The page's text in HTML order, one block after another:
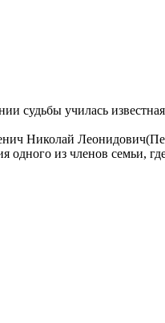
судьбы училась
Николай
из членов семьи,